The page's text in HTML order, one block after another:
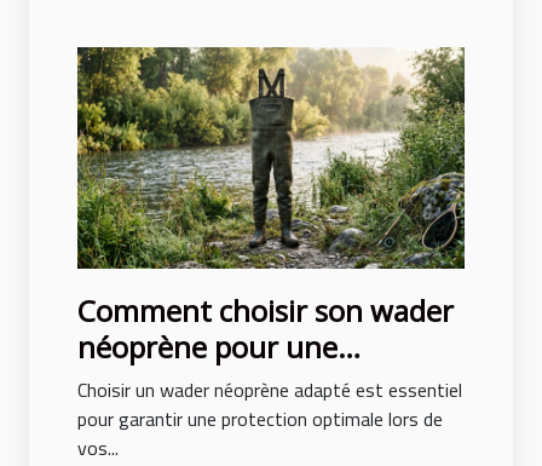
Comment choisir son wader
néoprène pour une
protection optimale ?
Choisir un wader néoprène adapté est essentiel
pour garantir une protection optimale lors de
vos...